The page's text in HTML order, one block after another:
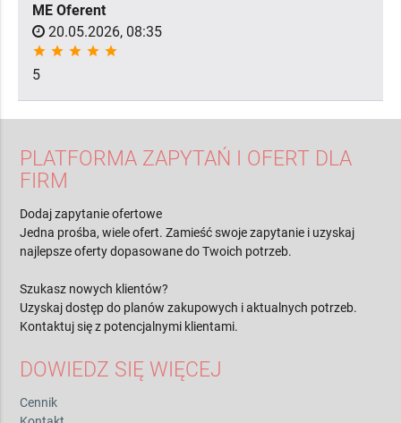
ME Oferent
20.05.2026, 08:35
star star star star star
5
PLATFORMA ZAPYTAŃ I OFERT DLA
FIRM
Dodaj zapytanie ofertowe
Jedna prośba, wiele ofert. Zamieść swoje zapytanie i uzyskaj
najlepsze oferty dopasowane do Twoich potrzeb.
Szukasz nowych klientów?
Uzyskaj dostęp do planów zakupowych i aktualnych potrzeb.
Kontaktuj się z potencjalnymi klientami.
DOWIEDZ SIĘ WIĘCEJ
Cennik